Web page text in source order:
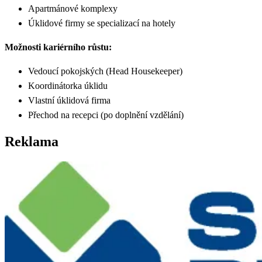
Apartmánové komplexy
Úklidové firmy se specializací na hotely
Možnosti kariérního růstu:
Vedoucí pokojských (Head Housekeeper)
Koordinátorka úklidu
Vlastní úklidová firma
Přechod na recepci (po doplnění vzdělání)
Reklama